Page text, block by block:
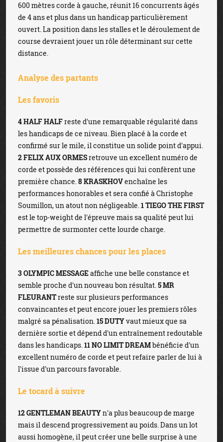
600 mètres corde à gauche, réunit 16 concurrents âgés
de 4 ans et plus dans un handicap particulièrement
ouvert. La position dans les stalles et le déroulement de
course devraient jouer un rôle déterminant sur cette
distance.
Analyse des partants
Les favoris
4 HALF HALFreste d'une remarquable régularité dans
les handicaps de ce niveau. Bien placé à la corde et
confirmé sur le mile, il constitue un solide point d'appui.
2 FELIX AUX ORMESretrouve un excellent numéro de
corde et possède des références qui lui confèrent une
première chance.8 KRASKHOVenchaîne les
performances honorables et sera confié à Christophe
Soumillon, un atout non négligeable.1 TIEGO THE FIRST
est le top-weight de l'épreuve mais sa qualité peut lui
permettre de surmonter cette lourde charge.
Les meilleures chances pour les places
3 OLYMPIC MESSAGEaffiche une belle constance et
semble proche d'un nouveau bon résultat.5 MR
FLEURANTreste sur plusieurs performances
convaincantes et peut encore jouer les premiers rôles
malgré sa pénalisation.15 DUTYvaut mieux que sa
dernière sortie et dépend d'un entraînement redoutable
dans les handicaps.11 NO LIMIT DREAMbénéficie d'un
excellent numéro de corde et peut refaire parler de lui à
l'issue d'un parcours favorable.
Le tocard à suivre
12 GENTLEMAN BEAUTYn'a plus beaucoup de marge
mais il descend progressivement au poids. Dans un lot
aussi homogène, il peut créer une belle surprise à une